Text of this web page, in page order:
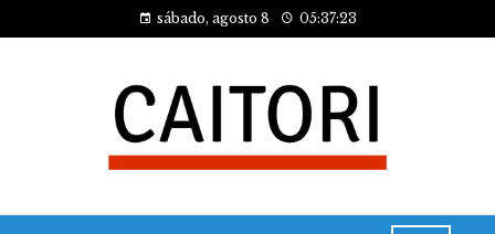
sábado, agosto 8 05:37:24